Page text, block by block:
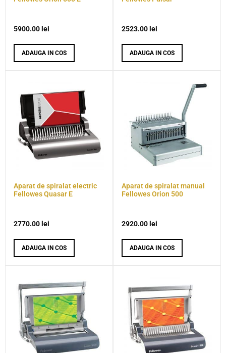
5900.00 lei
ADAUGA IN COS
2523.00 lei
ADAUGA IN COS
Aparat de spiralat electric
Fellowes Quasar E
2770.00 lei
ADAUGA IN COS
Aparat de spiralat manual
Fellowes Orion 500
2920.00 lei
ADAUGA IN COS